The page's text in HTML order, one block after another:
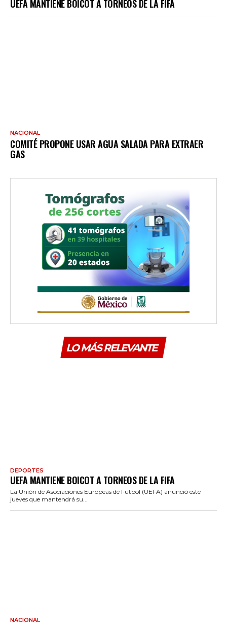
UEFA MANTIENE BOICOT A TORNEOS DE LA FIFA
NACIONAL
COMITÉ PROPONE USAR AGUA SALADA PARA EXTRAER
GAS
LO MÁS RELEVANTE
DEPORTES
UEFA MANTIENE BOICOT A TORNEOS DE LA FIFA
La Unión de Asociaciones Europeas de Futbol (UEFA) anunció este
jueves que mantendrá su...
NACIONAL